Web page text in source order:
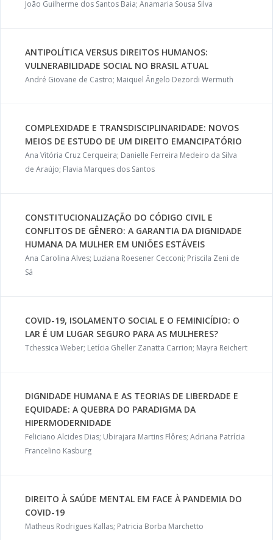
João Guilherme dos Santos Baia; Anamaria Sousa Silva
ANTIPOLÍTICA VERSUS DIREITOS HUMANOS:
VULNERABILIDADE SOCIAL NO BRASIL ATUAL
André Giovane de Castro; Maiquel Ângelo Dezordi Wermuth
COMPLEXIDADE E TRANSDISCIPLINARIDADE: NOVOS
MEIOS DE ESTUDO DE UM DIREITO EMANCIPATÓRIO
Ana Vitória Cruz Cerqueira; Danielle Ferreira Medeiro da Silva
de Araújo; Flavia Marques dos Santos
CONSTITUCIONALIZAÇÃO DO CÓDIGO CIVIL E
CONFLITOS DE GÊNERO: A GARANTIA DA DIGNIDADE
HUMANA DA MULHER EM UNIÕES ESTÁVEIS
Ana Carolina Alves; Luziana Roesener Cecconi; Priscila Zeni de
Sá
COVID-19, ISOLAMENTO SOCIAL E O FEMINICÍDIO: O
LAR É UM LUGAR SEGURO PARA AS MULHERES?
Tchessica Weber; Letícia Gheller Zanatta Carrion; Mayra Reichert
DIGNIDADE HUMANA E AS TEORIAS DE LIBERDADE E
EQUIDADE: A QUEBRA DO PARADIGMA DA
HIPERMODERNIDADE
Feliciano Alcides Dias; Ubirajara Martins Flôres; Adriana Patrícia
Francelino Kasburg
DIREITO À SAÚDE MENTAL EM FACE À PANDEMIA DO
COVID-19
Matheus Rodrigues Kallas; Patricia Borba Marchetto